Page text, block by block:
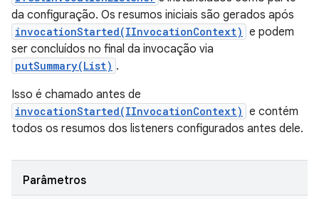
da configuração. Os resumos iniciais são gerados após
invocationStarted(IInvocationContext) e podem
ser concluídos no final da invocação via
putSummary(List) .
Isso é chamado antes de
invocationStarted(IInvocationContext) e contém
todos os resumos dos listeners configurados antes dele.
Parâmetros